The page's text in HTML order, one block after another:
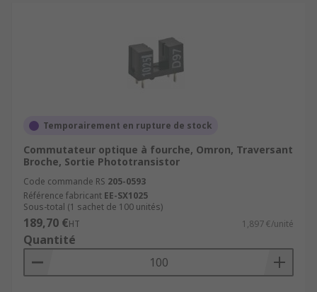
Temporairement en rupture de stock
Commutateur optique à fourche, Omron, Traversant
Broche, Sortie Phototransistor
Code commande RS 205-0593
Référence fabricant EE-SX1025
Sous-total (1 sachet de 100 unités)
189,70 €HT 1,897 €/unité
Quantité